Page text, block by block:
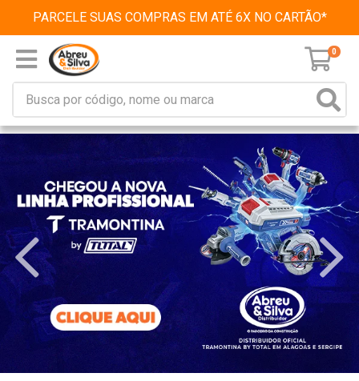
PARCELE SUAS COMPRAS EM ATÉ 6X NO CARTÃO*
0